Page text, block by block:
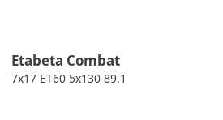
Etabeta Combat
7x17 ET60 5x130 89.1